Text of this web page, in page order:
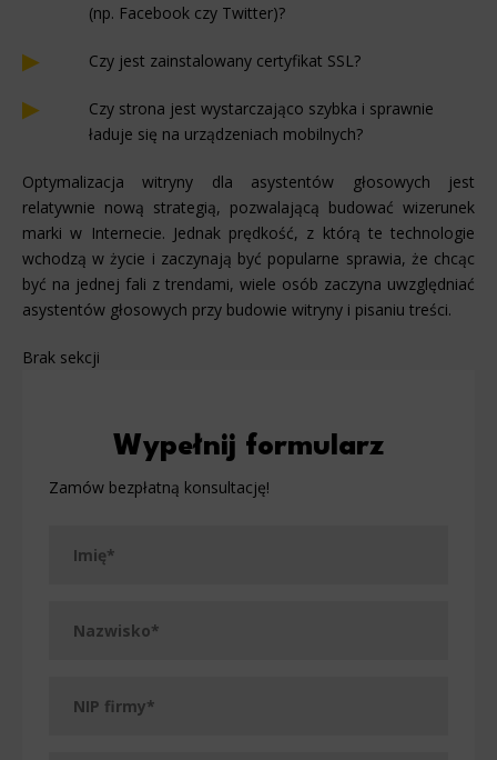
Wypełnij formularz
Zamów bezpłatną konsultację!
(np. Facebook czy Twitter)?
Czy jest zainstalowany certyfikat SSL?
Czy strona jest wystarczająco szybka i sprawnie
ładuje się na urządzeniach mobilnych?
Optymalizacja witryny dla asystentów głosowych jest
relatywnie nową strategią, pozwalającą budować wizerunek
marki w Internecie. Jednak prędkość, z którą te technologie
wchodzą w życie i zaczynają być popularne sprawia, że chcąc
być na jednej fali z trendami, wiele osób zaczyna uwzględniać
asystentów głosowych przy budowie witryny i pisaniu treści.
Brak sekcji